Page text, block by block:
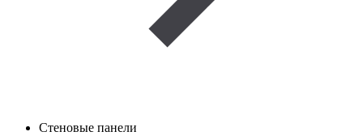
Стеновые панели